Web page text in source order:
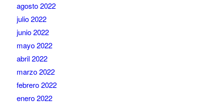
agosto 2022
julio 2022
junio 2022
mayo 2022
abril 2022
marzo 2022
febrero 2022
enero 2022